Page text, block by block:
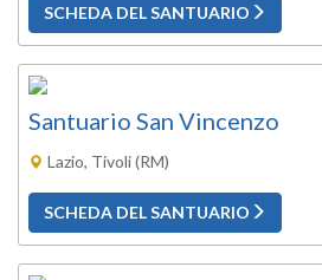
SCHEDA DEL SANTUARIO
Santuario San Vincenzo
Lazio, Tivoli (RM)
SCHEDA DEL SANTUARIO